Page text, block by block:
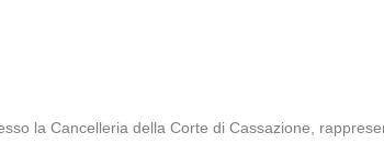
la Cancelleria della Corte di Cassazione,